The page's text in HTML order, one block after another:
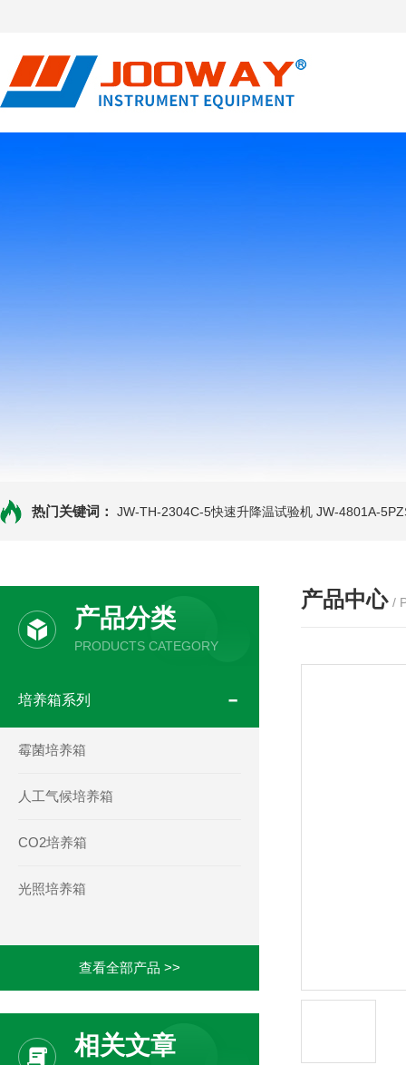
热门关键词： JW-TH-2304C-5快速升降温试验机 JW-4801A-
产品分类
PRODUCTS CATEGORY
培养箱系列
霉菌培养箱
人工气候培养箱
CO2培养箱
光照培养箱
查看全部产品 >>
相关文章
产品中心 /